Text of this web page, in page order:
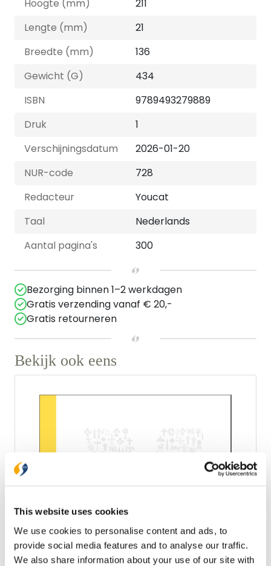
This website uses cookies
We use cookies to personalise content and ads, to
provide social media features and to analyse our traffic.
We also share information about your use of our site with
Hoogte (mm)
211
Lengte (mm)
21
Breedte (mm)
136
Gewicht (G)
434
ISBN
9789493279889
Druk
1
Verschijningsdatum
2026-01-20
NUR-code
728
Redacteur
Youcat
Taal
Nederlands
Aantal pagina's
300
Bezorging binnen 1–2 werkdagen
Gratis verzending vanaf € 20,-
Gratis retourneren
Bekijk ook eens
Lannoo